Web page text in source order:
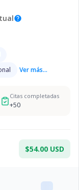
help
Ver más...
Citas completadas
+50
$54.00 USD